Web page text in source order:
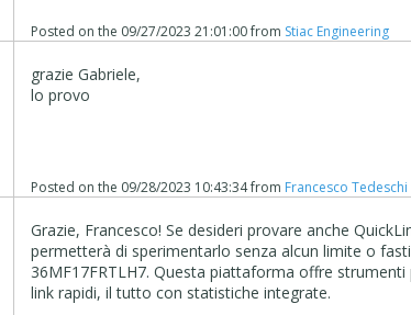
Posted on the 09/27/2023 21:01:00from Stiac Engineering
grazie Gabriele,
lo provo
Posted on the 09/28/2023 10:43:34from Francesco Tedeschi
Grazie, Francesco! Se desideri provare anche
permetterà di sperimentarlo senza alcun limite o
36MF17FRTLH7. Questa piattaforma offre
link rapidi, il tutto con statistiche integrate.